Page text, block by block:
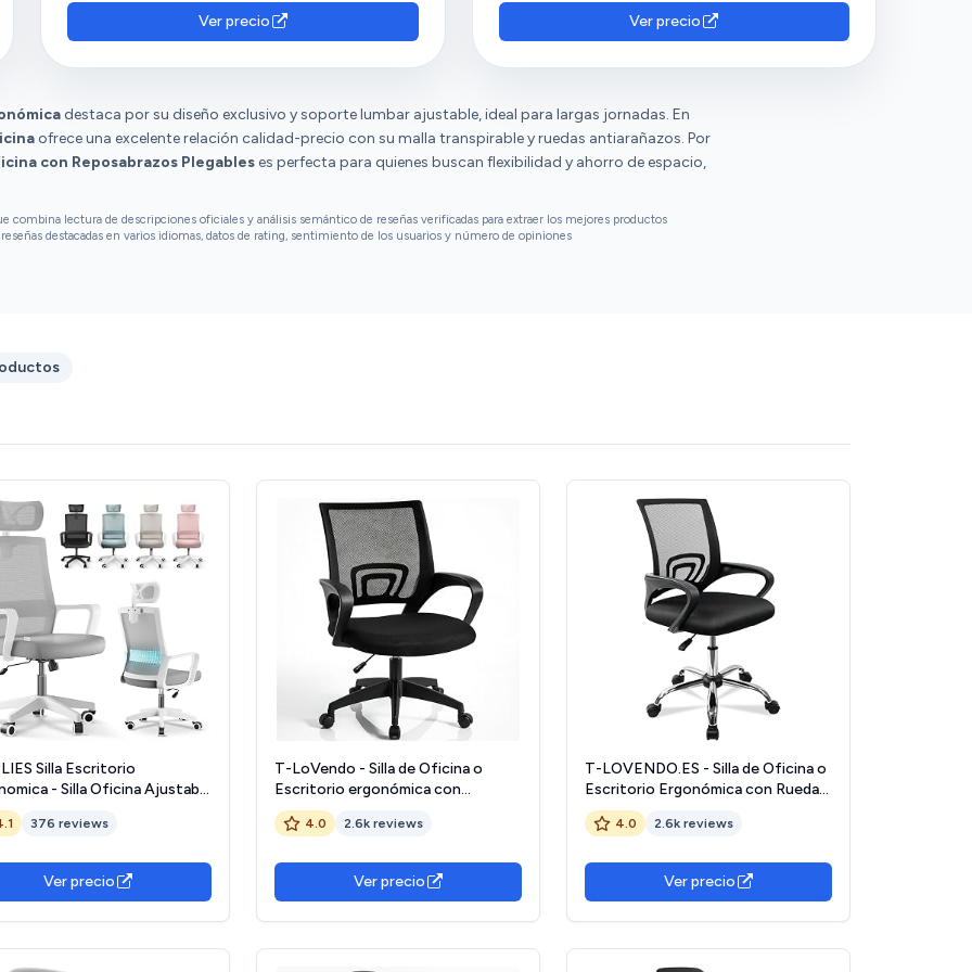
diversas sobre el montaje, la dureza del
asiento y la ergonomía.
Ver precio
pueden ajustar a una altura adecuada y
ponerlos en posición vertical cuando les
apetece. Afirman que cumple su función bajo
y deslizamiento suave.
Ver precio
destaca por su diseño exclusivo y soporte lumbar ajustable, ideal para largas jornadas. En
ofrece una excelente relación calidad-precio con su malla transpirable y ruedas antiarañazos. Por
con Reposabrazos Plegables es perfecta para quienes buscan flexibilidad y ahorro de espacio,
combina lectura de descripciones oficiales y análisis semántico de reseñas verificadas para extraer los mejores productos
destacadas en varios idiomas, datos de rating, sentimiento de los usuarios y número de opiniones
Silla Escritorio
- Silla Oficina Ajustable
con Soporte Lumbar,
Ajustable, Malla
hasta 100kg (Gris)
376 reviews
Ver precio
T-LoVendo - Silla de Oficina o
Escritorio ergonómica con
Soporte Lumbar, Malla Transpirable,
Regulable en Altura, Ruedas
4.0 2.6k reviews
Ver precio
T-LOVENDO.ES - Silla de Oficina o
Escritorio Ergonómica con Ruedas
y Soporte Lumbar. Juvenil. Altura
Regulable
4.0 2.6k reviews
Ver precio